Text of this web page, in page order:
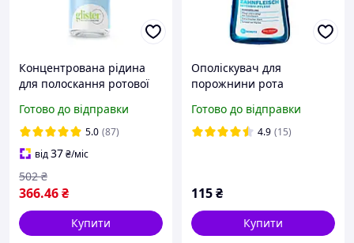
Концентрована рідина
для полоскання ротової
72 мл
Готово до відправки
5.0 (87)
від37₴/міс
366.46₴
502 ₴
Купити
Ополіскувач для
порожнини рота
Mundspülung Zahnfleisch
Intensiv-Pflege
Готово до відправки
4.9 (15)
115₴
Купити